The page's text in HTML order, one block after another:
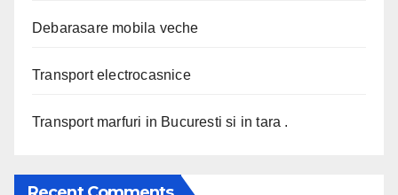
Debarasare mobila veche
Transport electrocasnice
Transport marfuri in Bucuresti si in tara .